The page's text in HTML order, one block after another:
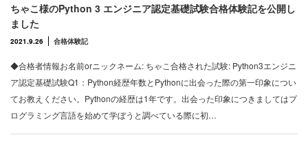
ちゃこ様のPython 3 エンジニア認定基礎試験合格体験記を公開し
ました
2021.9.26 合格体験記
◆合格者情報お名前orニックネーム: ちゃこ合格された試験: Python3エンジニ
ア認定基礎試験Q1：Python経歴年数とPythonに出会った際の第一印象につい
てお教えください。Pythonの経歴は1年です。出会った印象につきましてはプ
ログラミング言語を始めて学ぼうと調べている際に初…